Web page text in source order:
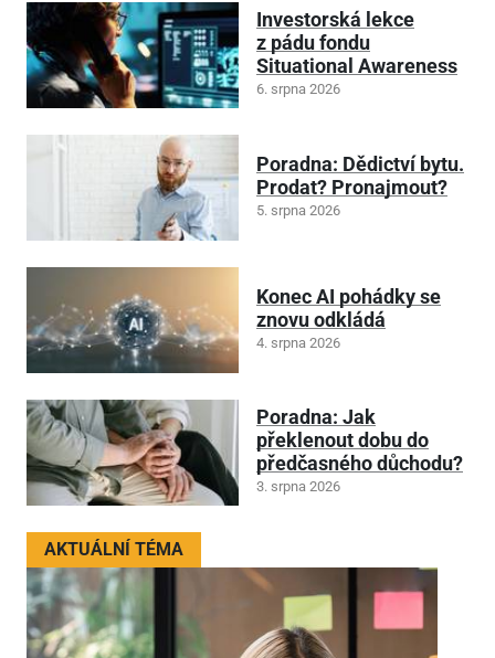
Investorská lekce
z pádu fondu
Situational Awareness
6. srpna 2026
Poradna: Dědictví bytu.
Prodat? Pronajmout?
5. srpna 2026
Konec AI pohádky se
znovu odkládá
4. srpna 2026
Poradna: Jak
překlenout dobu do
předčasného důchodu?
3. srpna 2026
AKTUÁLNÍ TÉMA